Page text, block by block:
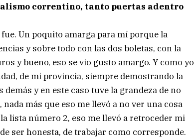
correntino, tanto puertas adentro
Un poquito amarga para mí porque la
y sobre todo con las dos boletas, con la
y bueno, eso se vio gusto amargo. Y como yo
de mi provincia, siempre demostrando la
y en este caso tuve la grandeza de no
más que eso me llevó a no ver una cosa
lista número 2, eso me llevó a retroceder mi
ser honesta, de trabajar como corresponde.